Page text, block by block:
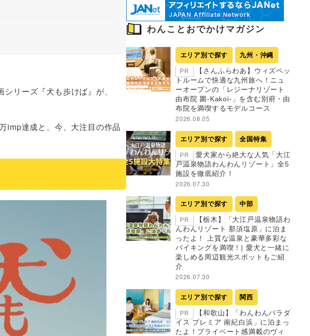
リーズ『犬も歩けば』が、
imp達成と、今、大注目の作品
わんことおでかけマガジン
エリア別で探す 九州・沖縄
PR
【さんふらわあ】ウィズペッ
トルームで快適な九州旅へ！ニュ
ーオープンの「レジーナリゾート
由布院 圍-Kakoi-」を含む別府・由
布院を満喫するモデルコース
2026.08.05
エリア別で探す 全国特集
PR
愛犬家から絶大な人気「大江
戸温泉物語わんわんリゾート」全5
施設を徹底紹介！
2026.07.30
エリア別で探す 中部
PR
【栃木】「大江戸温泉物語わ
んわんリゾート 那須塩原」に泊ま
ったよ！ 上質な温泉と豪華多彩な
バイキングを満喫！| 愛犬と一緒に
楽しめる周辺観光スポットもご紹
介
2026.07.30
エリア別で探す 関西
PR
【和歌山】「わんわんパラダ
イス プレミア 南紀白浜」に泊まっ
たよ！プライベート感満載のヴィ